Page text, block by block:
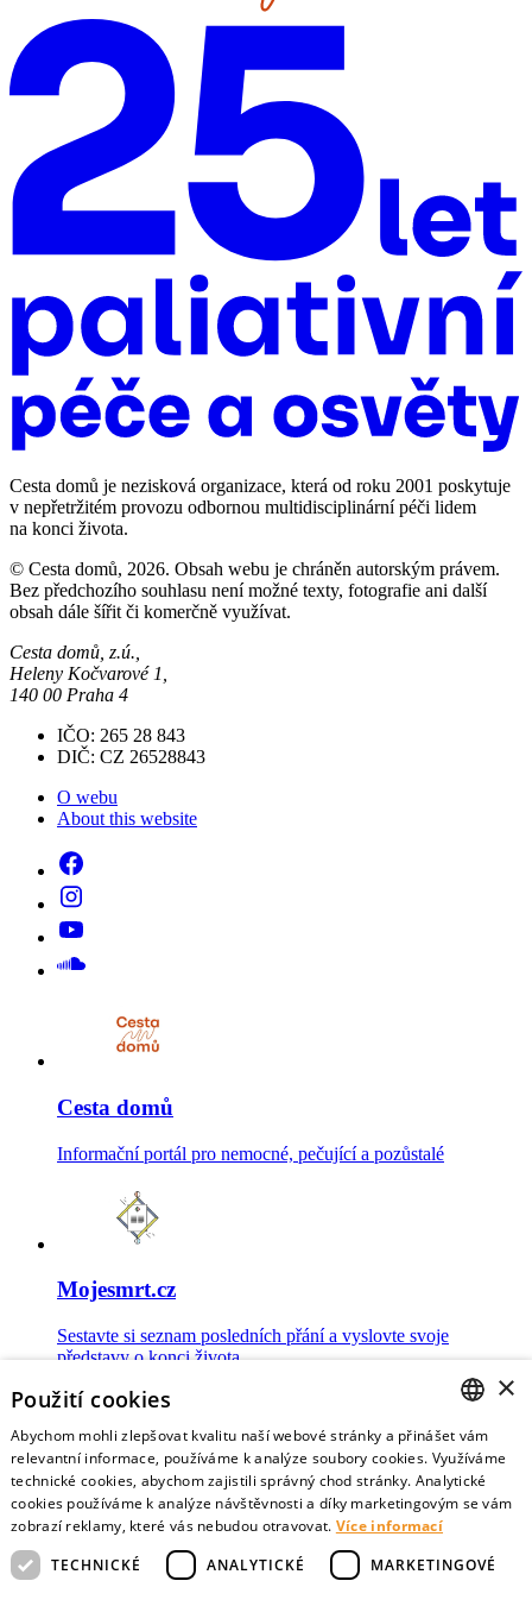
Cesta domů je nezisková organizace, která od roku 2001 poskytuje
v nepřetržitém provozu odbornou multidisciplinární péči lidem
na konci života.
© Cesta domů, 2026. Obsah webu je chráněn autorským právem.
Bez předchozího souhlasu není možné texty, fotografie ani další
obsah dále šířit či komerčně využívat.
Cesta domů, z.ú.,
Heleny Kočvarové 1,
140 00 Praha 4
IČO: 265 28 843
DIČ: CZ 26528843
O webu
About this website
Cesta domů
Informační portál pro nemocné, pečující a pozůstalé
Mojesmrt.cz
Sestavte si seznam posledních přání a vyslovte svoje
představy o konci života
Data o umírání
Nejnovější data o postojích veřejnosti a zdravotníků k umírání
CZECH
ENGLISH
×
Použití cookies
Abychom mohli zlepšovat kvalitu naší webové stránky a přinášet vám
relevantní informace, používáme k analýze soubory cookies. Využíváme
technické cookies, abychom zajistili správný chod stránky. Analytické
cookies používáme k analýze návštěvnosti a díky marketingovým se vám
zobrazí reklamy, které vás nebudou otravovat. Více informací
TECHNICKÉ
ANALYTICKÉ MARKETINGOVÉ